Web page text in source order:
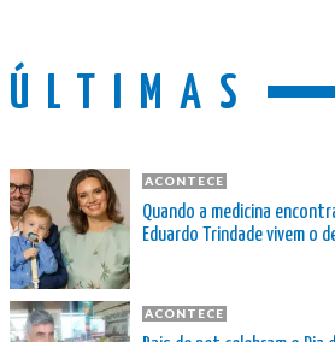
ÚLTIMAS
ACONTECE
Quando a medicina
Eduardo Trindade vivem o
ACONTECE